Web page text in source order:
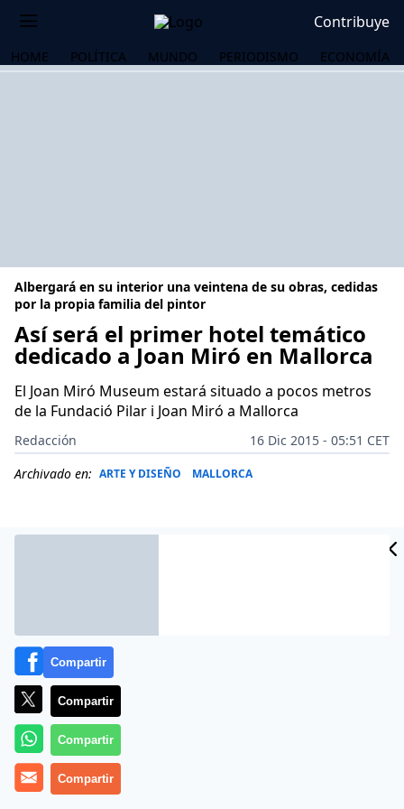
Contribuye
HOME POLÍTICA MUNDO PERIODISMO ECONOMÍA
Albergará en su interior una veintena de su obras, cedidas
por la propia familia del pintor
Así será el primer hotel temático
dedicado a Joan Miró en Mallorca
El Joan Miró Museum estará situado a pocos metros
de la Fundació Pilar i Joan Miró a Mallorca
Redacción
16 Dic 2015 - 05:51 CET
Archivado en: ARTE Y DISEÑO MALLORCA
La capital balear contará a partir de febrero del año
que viene con un hotel temático de cuatro estrellas
Compartir
Compartir
Compartir
Compartir